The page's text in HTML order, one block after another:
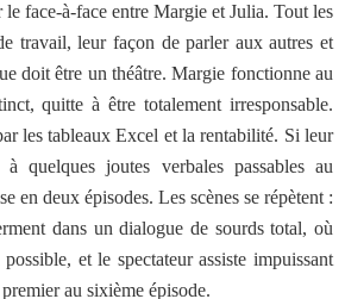
face-à-face entre Margie et Julia. Tout les
travail, leur façon de parler aux autres et
doit être un théâtre. Margie fonctionne au
quitte à être totalement irresponsable.
les tableaux Excel et la rentabilité. Si leur
quelques joutes verbales passables au
en deux épisodes. Les scènes se répètent :
dans un dialogue de sourds total, où
et le spectateur assiste impuissant
au sixième épisode.